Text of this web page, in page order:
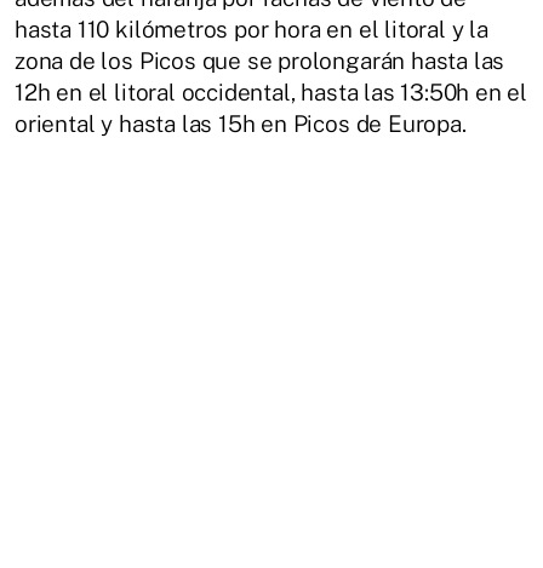
hasta 110 kilómetros por hora en el litoral y la
zona de los Picos que se prolongarán hasta las
12h en el litoral occidental, hasta las 13:50h en el
oriental y hasta las 15h en Picos de Europa.